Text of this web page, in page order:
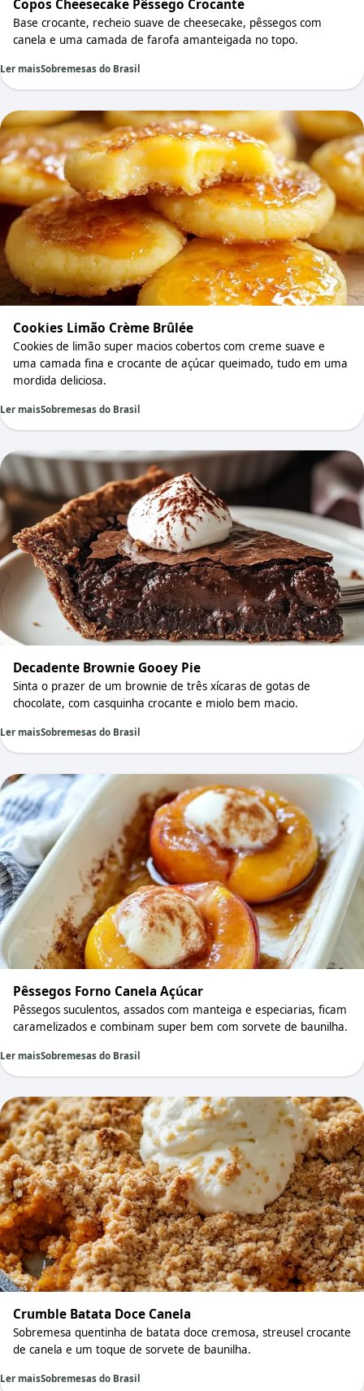
Copos Cheesecake Pêssego Crocante
Base crocante, recheio suave de cheesecake, pêssegos com
canela e uma camada de farofa amanteigada no topo.
Ler maisSobremesas do Brasil
Cookies Limão Crème Brûlée
Cookies de limão super macios cobertos com creme suave e
uma camada fina e crocante de açúcar queimado, tudo em uma
mordida deliciosa.
Ler maisSobremesas do Brasil
Decadente Brownie Gooey Pie
Sinta o prazer de um brownie de três xícaras de gotas de
chocolate, com casquinha crocante e miolo bem macio.
Ler maisSobremesas do Brasil
Pêssegos Forno Canela Açúcar
Pêssegos suculentos, assados com manteiga e especiarias, ficam
caramelizados e combinam super bem com sorvete de baunilha.
Ler maisSobremesas do Brasil
Crumble Batata Doce Canela
Sobremesa quentinha de batata doce cremosa, streusel crocante
de canela e um toque de sorvete de baunilha.
Ler maisSobremesas do Brasil